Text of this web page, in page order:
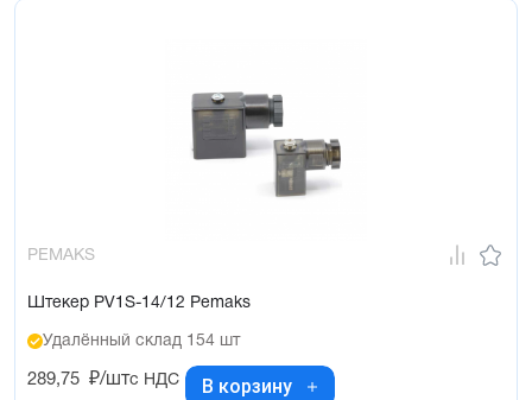
PEMAKS
Штекер PV1S-14/12 Pemaks
Удалённый склад 154 шт
289,75 ₽/штс НДС В корзину